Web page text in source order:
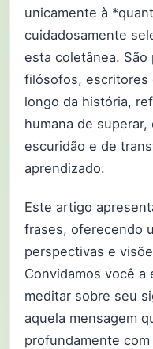
unicamente à
cuidadosamente
esta coletânea. São
filósofos, escritores
longo da história,
humana de
escuridão e de
aprendizado.
Este artigo
frases, oferecendo
perspectivas e
Convidamos você a
meditar sobre seu
aquela mensagem
profundamente